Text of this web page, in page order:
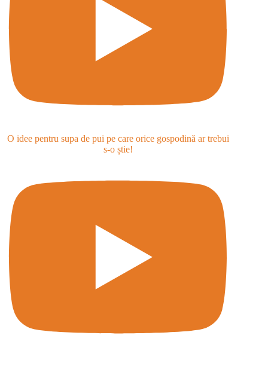
O idee pentru supa de pui pe care orice gospodină ar trebui
s-o știe!